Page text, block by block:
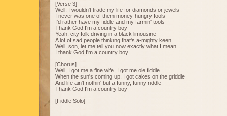
[Verse 3]
Well, I wouldn't trade my life for diamonds or jewels
I never was one of them money-hungry fools
I'd rather have my fiddle and my farmin' tools
Thank God I'm a country boy
Yeah, city folk driving in a black limousine
A lot of sad people thinking that's a-mighty keen
Well, son, let me tell you now exactly what I mean
I thank God I'm a country boy
[Chorus]
Well, I got me a fine wife, I got me ole fiddle
When the sun's coming up, I got cakes on the griddle
And life ain't nothin' but a funny, funny riddle
Thank God I'm a country boy
[Fiddle Solo]